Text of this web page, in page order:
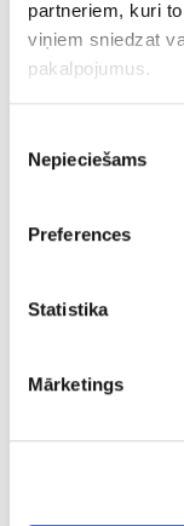
partneriem, kuri
viņiem sniedzat
pakalpojumus.
izvēle
Nepieciešams
Preferences
Statistika
Mārketings